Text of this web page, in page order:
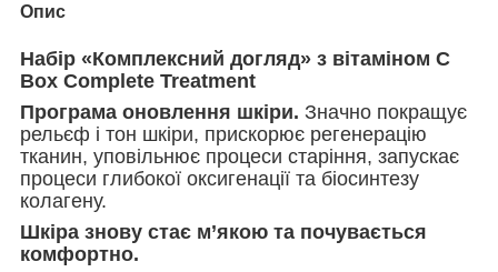
Опис
Набір «Комплексний догляд» з вітаміном С
Box Complete Treatment
Програма оновлення шкіри. Значно покращує
рельєф і тон шкіри, прискорює регенерацію
тканин, уповільнює процеси старіння, запускає
процеси глибокої оксигенації та біосинтезу
колагену.
Шкіра знову стає м’якою та почувається
комфортно.